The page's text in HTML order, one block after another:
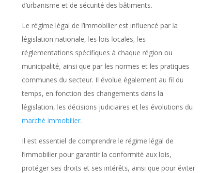
d’urbanisme et de sécurité des bâtiments.
Le régime légal de l’immobilier est influencé par la
législation nationale, les lois locales, les
réglementations spécifiques à chaque région ou
municipalité, ainsi que par les normes et les pratiques
communes du secteur. Il évolue également au fil du
temps, en fonction des changements dans la
législation, les décisions judiciaires et les évolutions du
marché immobilier.
Il est essentiel de comprendre le régime légal de
l’immobilier pour garantir la conformité aux lois,
protéger ses droits et ses intérêts, ainsi que pour éviter